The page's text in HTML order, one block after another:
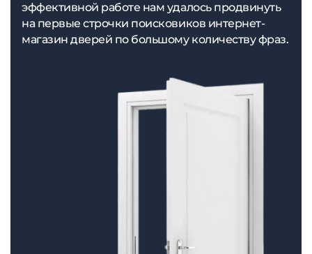
эффективной работе нам удалось продвинуть
на первые строчки поисковиков интернет-
магазин дверей по большому количеству фраз.